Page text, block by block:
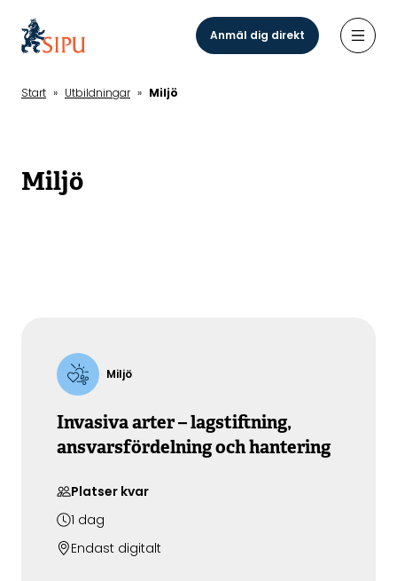
huvudinnehåll
Anmäl dig direkt
Start » Utbildningar » Miljö
Miljö
Miljö
Invasiva arter – lagstiftning,
ansvarsfördelning och hantering
Platser kvar
1 dag
Endast digitalt